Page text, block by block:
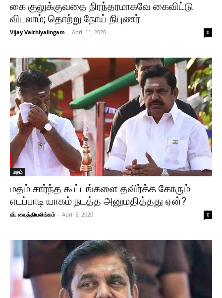
கை குலுக்குவதை நிரந்தரமாகவே கைவிட்டு
விடலாம்; தொற்று நோய் நிபுணர்
Vijay Vaithiyalingam - April 11, 2020 0
மதம்
மதம் சார்ந்த கூட்டங்களை தவிர்க்க கோரும்
எடப்பாடி யாகம் நடத்த அனுமதித்தது ஏன்?
வி. வைத்தியலிங்கம் - April 5, 2020 0